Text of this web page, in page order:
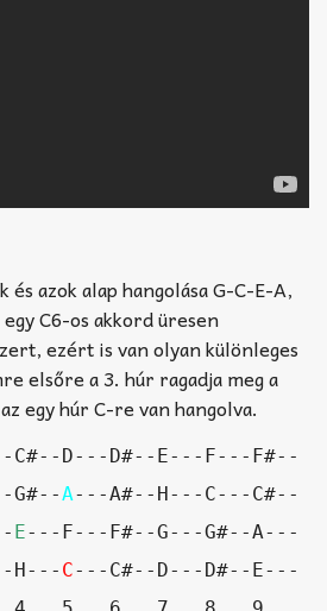
azok alap hangolása G-C-E-A,
C6-os akkord üresen
ezért is van olyan különleges
elsőre a 3. húr ragadja meg a
egy húr C-re van hangolva.
C#--D---D#--E---F---F#--
G#--A---A#--H---C---C#--
E---F---F#--G---G#--A---
H--- C---C#--D---D#--E---